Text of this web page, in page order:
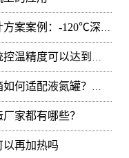
液氮恒温系统设计方案案例：-120℃深冷控温装置实操记录
定制液氮控温系统控温精度可以达到的范围及应用
液氮高低温试验箱如何适配液氮罐？核心要点与实操指南
家都有哪些？
以再加热吗